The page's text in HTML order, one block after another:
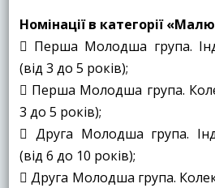
Номінації в категорії
 Перша Молодша група.
(від 3 до 5 років);
 Перша Молодша група.
3 до 5 років);
 Друга Молодша група.
(від 6 до 10 років);
 Друга Молодша група.